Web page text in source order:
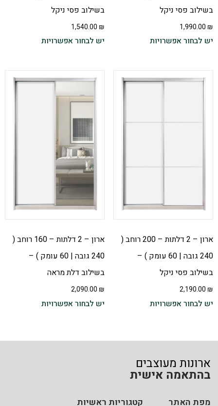
בשילוב פסי ניקל
1,990.00 ₪
יש לבחור אפשרויות
בשילוב פסי ניקל
1,540.00 ₪
יש לבחור אפשרויות
ארון – 2 דלתות – 200 רוחב (
240 גובה | 60 עומק ) –
בשילוב פסי ניקל
2,190.00 ₪
יש לבחור אפשרויות
ארון – 2 דלתות – 160 רוחב (
240 גובה | 60 עומק ) –
בשילוב דלת מראה
2,090.00 ₪
יש לבחור אפשרויות
ארונות מעוצבים
בהתאמה אישית
מפת האתר קטגוריות ראשיות